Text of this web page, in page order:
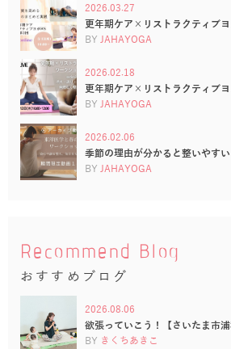
2026.03.27
更年期ケア×リストラクティブ
BY JAHAYOGA
2026.02.18
更年期ケア×リストラクティブ
BY JAHAYOGA
2026.02.06
季節の理由が分かると整いやす
BY JAHAYOGA
Recommend Blog
おすすめブログ
2026.08.06
欲張っていこう！【さいたま市
BY きくちあきこ